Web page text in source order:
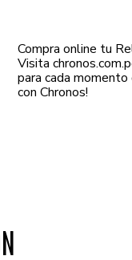
Compra online tu
Visita
para cada
con Chronos!